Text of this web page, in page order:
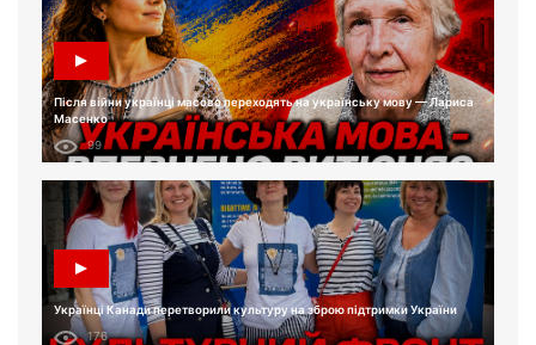
Після війни українці масово переходять на українську мову — Лариса
Масенко
99
Українці Канади перетворили культуру на зброю підтримки України
176